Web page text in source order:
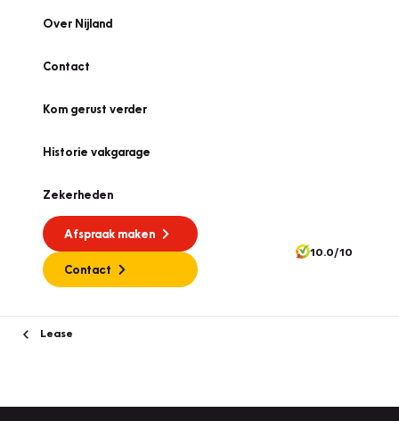
Over Nijland
Contact
Kom gerust verder
Historie vakgarage
Zekerheden
Afspraak maken
Contact
10.0/10
Lease